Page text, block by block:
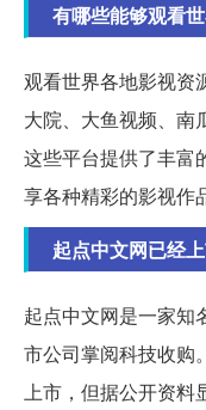
有哪些能够观看
观看世界各地影视资
大院、大鱼视频、南
这些平台提供了丰富
享各种精彩的影视作
起点中文网已经
起点中文网是一家知
市公司掌阅科技收购
上市，但据公开资料